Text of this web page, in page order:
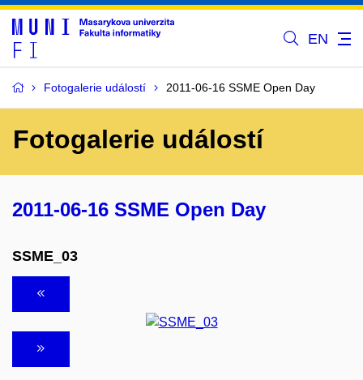
EN
Fotogalerie událostí 2011-06-16 SSME Open Day
Fotogalerie událostí
2011-06-16 SSME Open Day
SSME_03